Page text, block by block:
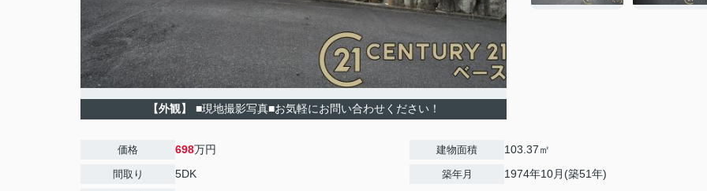
【外観】 ■現地撮影写真■お気軽にお問い合わせください！
価格 698万円
間取り 5DK
建物面積 103.37㎡
築年月 1974年10月(築51年)